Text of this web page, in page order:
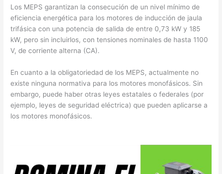
Los MEPS garantizan la consecución de un nivel mínimo de
eficiencia energética para los motores de inducción de jaula
trifásica con una potencia de salida de entre 0,73 kW y 185
kW, pero sin incluirlos, con tensiones nominales de hasta 1100
V, de corriente alterna (CA).
En cuanto a la obligatoriedad de los MEPS, actualmente no
existe ninguna normativa para los motores monofásicos. Sin
embargo, puede haber otras leyes estatales o federales (por
ejemplo, leyes de seguridad eléctrica) que pueden aplicarse a
los motores monofásicos.